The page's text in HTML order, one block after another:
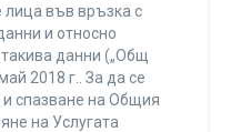
лица във връзка с
и относно
данни („Общ
2018 г.. За да се
спазване на Общия
на Услугата